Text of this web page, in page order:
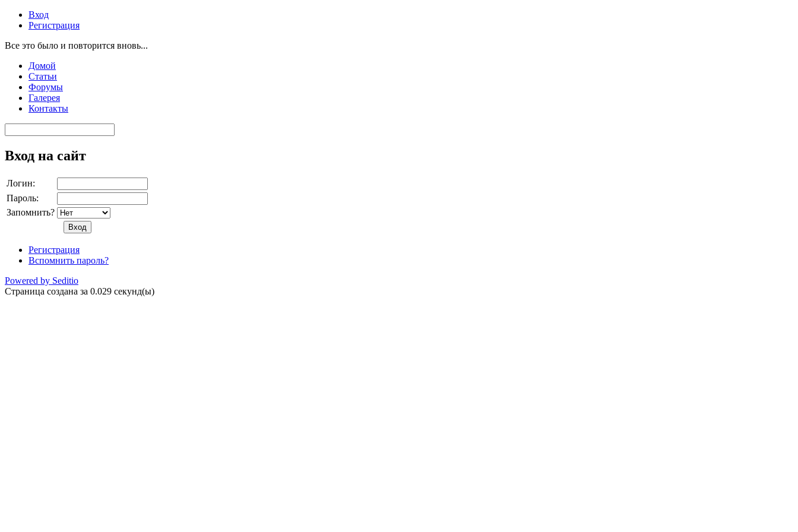
Вход
Регистрация
Все это было и повторится вновь...
Домой
Статьи
Форумы
Галерея
Контакты
Вход на сайт
Логин:
Пароль:
Запомнить?
Регистрация
Вспомнить пароль?
Powered by Seditio
Страница создана за 0.029 секунд(ы)